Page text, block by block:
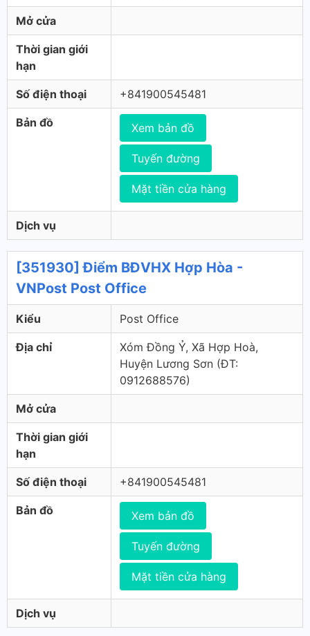
Mở cửa
Thời gian giới
hạn
Số điện thoại +841900545481
Bản đồ Xem bản đồ
Tuyến đường
Mặt tiền cửa hàng
Dịch vụ
[351930] Điểm BĐVHX Hợp Hòa -
VNPost Post Office
Kiểu Post Office
Địa chỉ
Xóm Đồng Ỷ, Xã Hợp Hoà,
Huyện Lương Sơn (ÐT:
0912688576)
Mở cửa
Thời gian giới
hạn
Số điện thoại +841900545481
Bản đồ Xem bản đồ
Tuyến đường
Mặt tiền cửa hàng
Dịch vụ